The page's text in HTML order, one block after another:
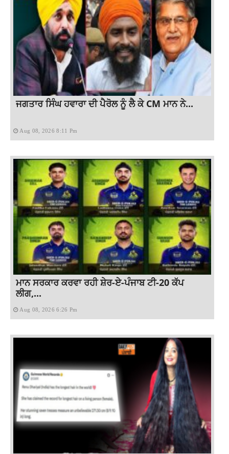
ਜਗਤਾਰ ਸਿੰਘ ਹਵਾਰਾ ਦੀ ਪੈਰੋਲ ਨੂੰ ਲੈ ਕੇ CM ਮਾਨ ਨੇ...
Aug 08, 2026 8:11 Pm
ਮਾਨ ਸਰਕਾਰ ਕਰਵਾ ਰਹੀ ਸ਼ੇਰ-ਏ-ਪੰਜਾਬ ਟੀ-20 ਕੱਪ
ਲੀਗ,...
Aug 08, 2026 6:26 Pm